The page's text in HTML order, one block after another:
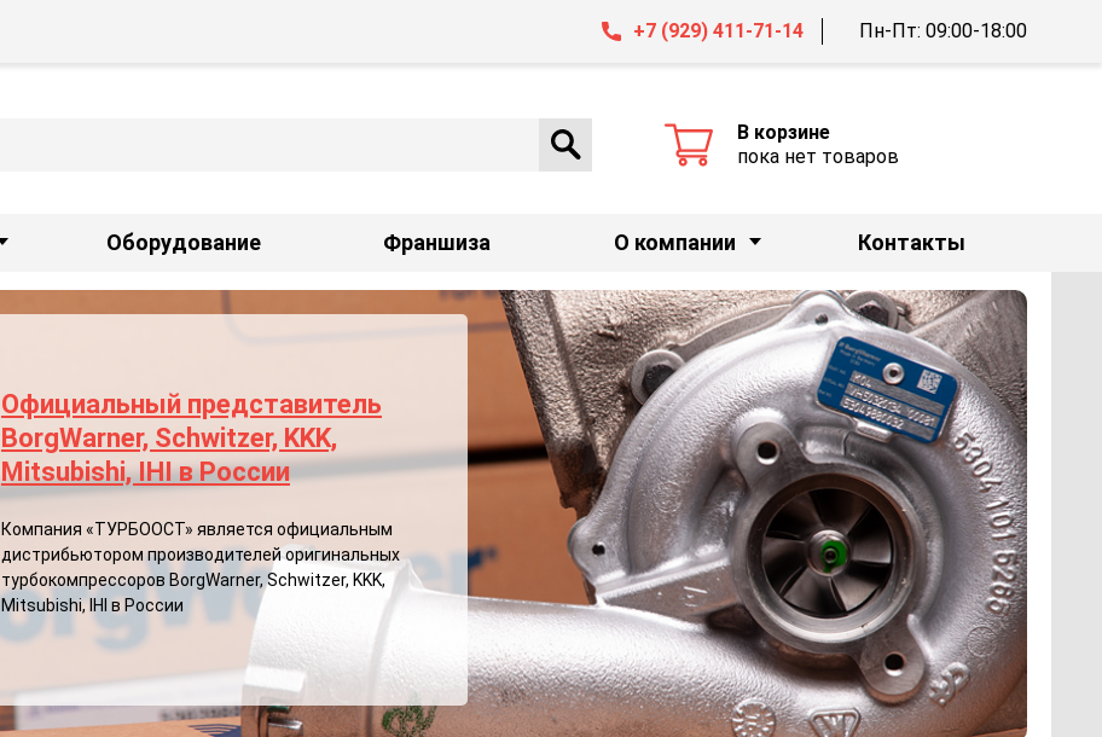
Оборудование Франшиза О компании Контакты
+7 (929) 411-71-14 Пн-Пт: 09:00-18:00
В корзине
пока нет товаров
Официальный представитель
BorgWarner, Schwitzer, KKK,
Mitsubishi, IHI в России
Компания «ТУРБООСТ» является официальным
дистрибьютором производителей оригинальных
турбокомпрессоров BorgWarner, Schwitzer, KKK,
Mitsubishi, IHI в России